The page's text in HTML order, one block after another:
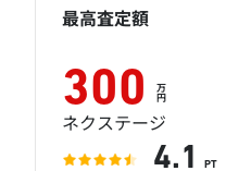
最高査定額
300 万
円
ネクステージ
4.1 PT